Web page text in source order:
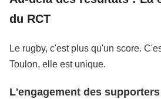
du RCT
Le rugby, c'est plus qu'un score.
Toulon, elle est unique.
L'engagement des